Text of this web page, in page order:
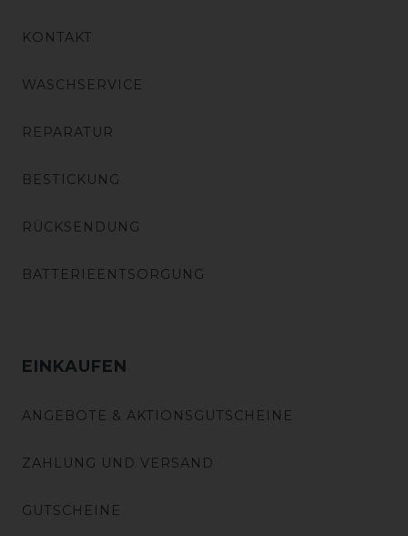
KONTAKT
WASCHSERVICE
REPARATUR
BESTICKUNG
RÜCKSENDUNG
BATTERIEENTSORGUNG
EINKAUFEN
ANGEBOTE & AKTIONSGUTSCHEINE
ZAHLUNG UND VERSAND
GUTSCHEINE